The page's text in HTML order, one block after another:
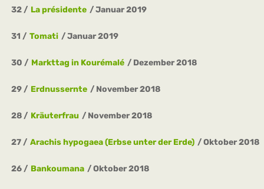
32 La présidente Januar 2019
31 Tomati Januar 2019
30 Markttag in Kourémalé Dezember 2018
29 Erdnussernte November 2018
28 Kräuterfrau November 2018
27 Arachis hypogaea (Erbse unter der Erde) Oktober 2018
26 Bankoumana Oktober 2018